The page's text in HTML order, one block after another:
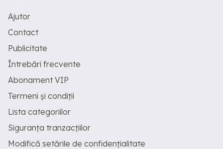
Ajutor
Contact
Publicitate
Întrebări frecvente
Abonament VIP
Termeni și condiții
Lista categoriilor
Siguranța tranzacțiilor
Modifică setările de confidențialitate